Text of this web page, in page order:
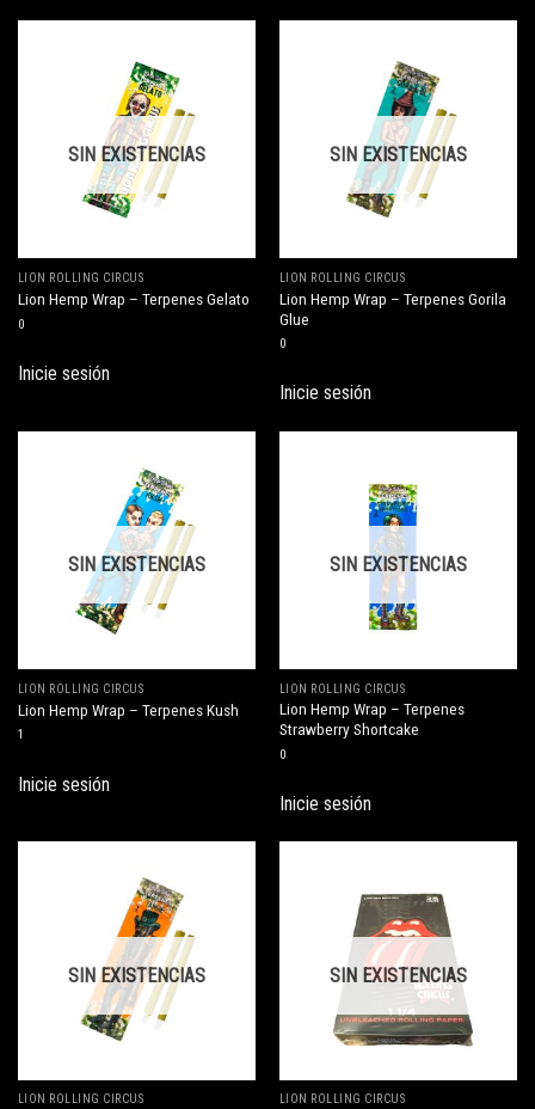
SIN EXISTENCIAS
LION ROLLING CIRCUS
Lion Hemp Wrap – Terpenes Gelato
0
Inicie sesión
SIN EXISTENCIAS
LION ROLLING CIRCUS
Lion Hemp Wrap – Terpenes Gorila
Glue
0
Inicie sesión
SIN EXISTENCIAS
LION ROLLING CIRCUS
Lion Hemp Wrap – Terpenes Kush
1
Inicie sesión
SIN EXISTENCIAS
LION ROLLING CIRCUS
Lion Hemp Wrap – Terpenes
Strawberry Shortcake
0
Inicie sesión
SIN EXISTENCIAS
LION ROLLING CIRCUS
SIN EXISTENCIAS
LION ROLLING CIRCUS